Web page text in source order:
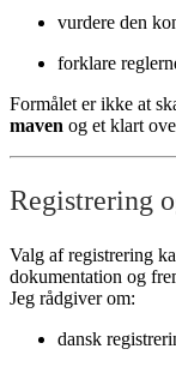
vurdere den
forklare
Formålet er ikke at
maven og et klart
Registrering
Valg af registrering
dokumentation og
Jeg rådgiver om:
dansk